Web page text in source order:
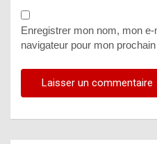
Enregistrer mon nom, mon
navigateur pour mon